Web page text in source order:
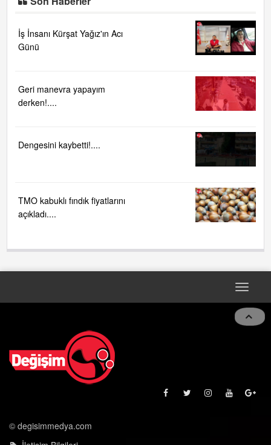
Son Haberler
İş İnsanı Kürşat Yağız'ın Acı
Günü
Geri manevra yapayım
derken!....
Dengesini kaybetti!....
TMO kabuklı fındık fiyatlarını
açıkladı....
Toggle
© degisimmedya.com